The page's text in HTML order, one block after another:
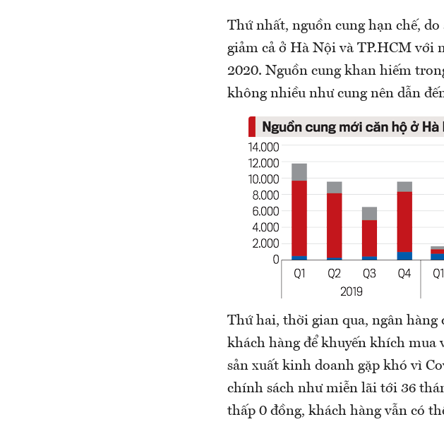
Thứ nhất, nguồn cung hạn chế,
giảm cả ở Hà Nội và TP.HCM với
2020. Nguồn cung khan hiếm
không nhiều như cung nên dẫn
Thứ hai, thời gian qua, ngân hàng
khách hàng để khuyến khích
sản xuất kinh doanh gặp khó vì
chính sách như miễn lãi tới 36
thấp 0 đồng, khách hàng vẫn có